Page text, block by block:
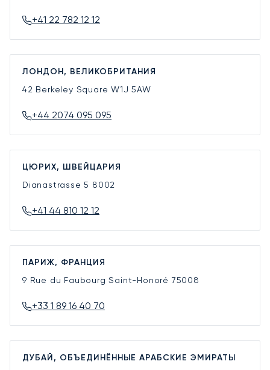
+41 22 782 12 12
ЛОНДОН, ВЕЛИКОБРИТАНИЯ
42 Berkeley SquareW1J 5AW
+44 2074 095 095
ЦЮРИХ, ШВЕЙЦАРИЯ
Dianastrasse 5 8002
+41 44 810 12 12
ПАРИЖ, ФРАНЦИЯ
9 Rue du Faubourg Saint-Honoré 75008
+33 1 89 16 40 70
ДУБАЙ, ОБЪЕДИНЁННЫЕ АРАБСКИЕ ЭМИРАТЫ